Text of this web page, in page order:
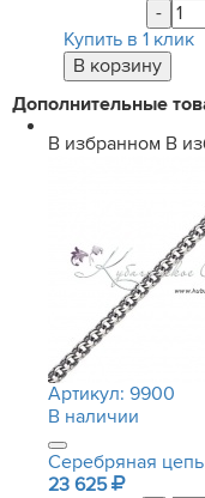
-
Купить в 1 клик
Дополнительные
В избранном В
Артикул: 9900
В наличии
Серебряная
23 625